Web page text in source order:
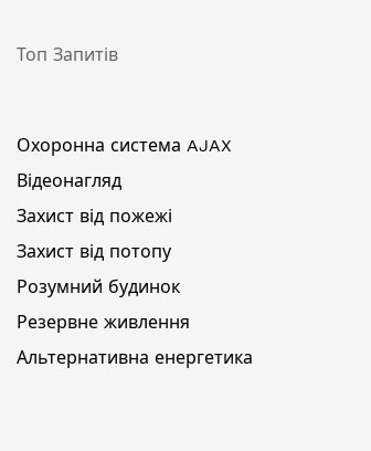
Топ Запитів
Охоронна система AJAX
Відеонагляд
Захист від пожежі
Захист від потопу
Розумний будинок
Резервне живлення
Альтернативна енергетика